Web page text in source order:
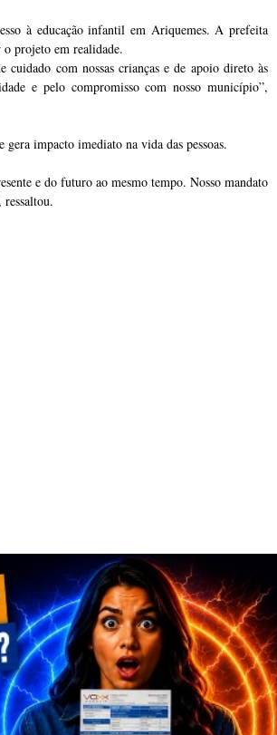
à educação infantil em Ariquemes. A prefeita
projeto em realidade.
com nossas crianças e de apoio direto às
e pelo compromisso com nosso município”,
impacto imediato na vida das pessoas.
e do futuro ao mesmo tempo. Nosso mandato
ressaltou.